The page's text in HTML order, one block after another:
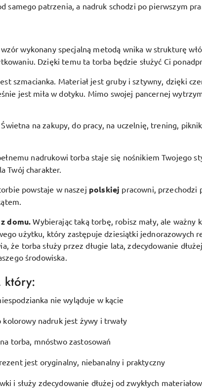
samego patrzenia, a nadruk schodzi po pierwszym
wykonany specjalną metodą wnika w strukturę
Dzięki temu ta torba będzie służyć Ci
szmacianka. Materiał jest gruby i sztywny, dzięki
jest miła w dotyku. Mimo swojej pancernej
Świetna na zakupy, do pracy, na uczelnię, trening,
nadrukowi torba staje się nośnikiem Twojego
Twój charakter.
powstaje w naszej polskiej pracowni, przechodzi
domu.Wybierając taką torbę, robisz mały, ale ważny
użytku, który zastępuje dziesiątki jednorazowych
że torba służy przez długie lata, zdecydowanie
środowiska.
który:
nie wyląduje w kącie
nadruk jest żywy i trwały
torba, mnóstwo zastosowań
jest oryginalny, niebanalny i praktyczny
i służy zdecydowanie dłużej od zwykłych